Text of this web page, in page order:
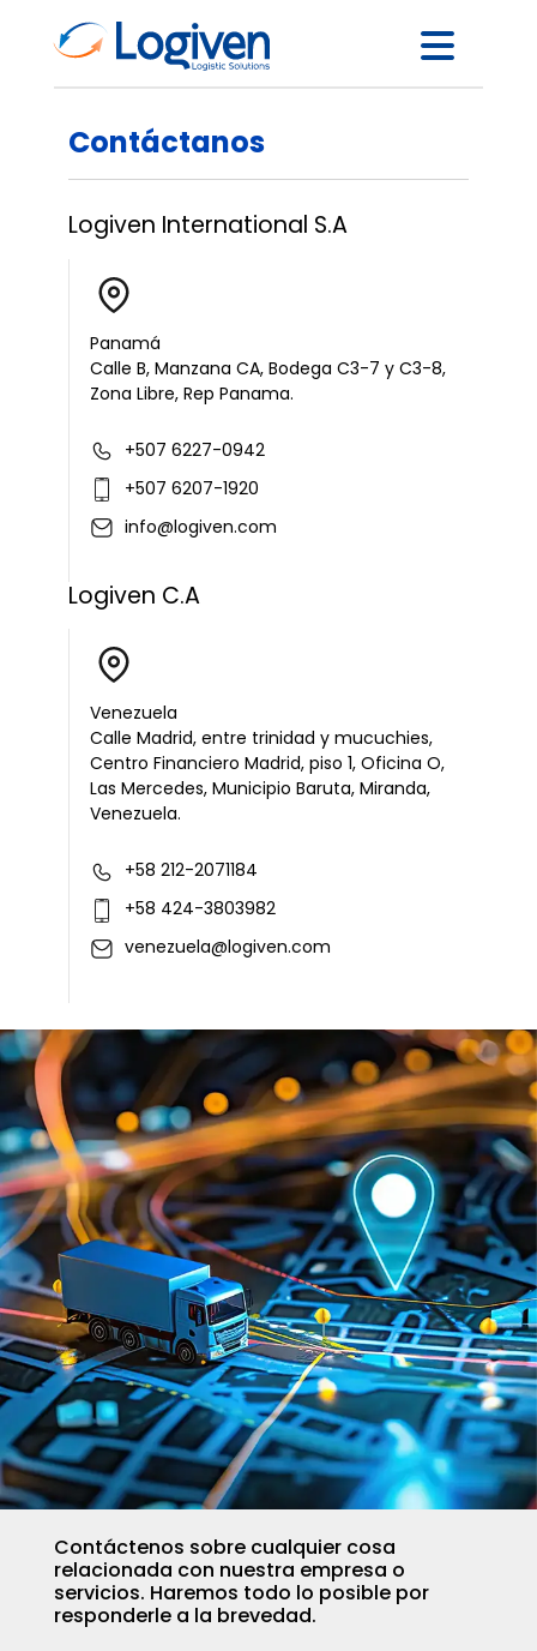
Contáctanos
Logiven International S.A
Panamá
Calle B, Manzana CA, Bodega C3-7 y C3-8,
Zona Libre, Rep Panama.
+507 6227-0942
+507 6207-1920
info@logiven.com
Logiven C.A
Venezuela
Calle Madrid, entre trinidad y mucuchies,
Centro Financiero Madrid, piso 1, Oficina O,
Las Mercedes, Municipio Baruta, Miranda,
Venezuela.
+58 212-2071184
+58 424-3803982
venezuela@logiven.com
Contáctenos sobre cualquier cosa
relacionada con nuestra empresa o
servicios. Haremos todo lo posible por
responderle a la brevedad.